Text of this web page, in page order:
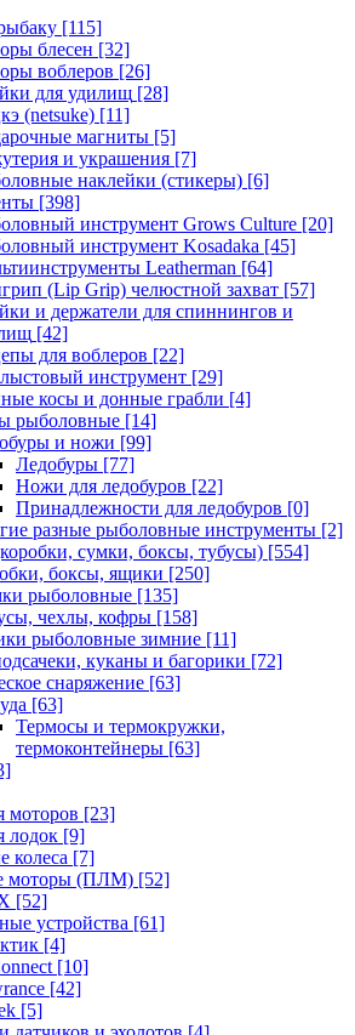
[115]
блесен [32]
воблеров [26]
для удилищ [28]
(netsuke) [11]
магниты [5]
и украшения [7]
наклейки (стикеры) [6]
[398]
инструмент Grows Culture [20]
инструмент Kosadaka [45]
Leatherman [64]
(Lip Grip) челюстной захват [57]
и держатели для спиннингов и
[42]
для воблеров [22]
инструмент [29]
косы и донные грабли [4]
рыболовные [14]
и ножи [99]
Ледобуры [77]
Ножи для ледобуров [22]
Принадлежности для ледобуров [0]
разные рыболовные инструменты [2]
сумки, боксы, тубусы) [554]
боксы, ящики [250]
рыболовные [135]
чехлы, кофры [158]
рыболовные зимние [11]
куканы и багорики [72]
снаряжение [63]
[63]
Термосы и термокружки,
термоконтейнеры [63]
моторов [23]
лодок [9]
колеса [7]
моторы (ПЛМ) [52]
[52]
устройства [61]
[4]
[10]
[42]
[5]